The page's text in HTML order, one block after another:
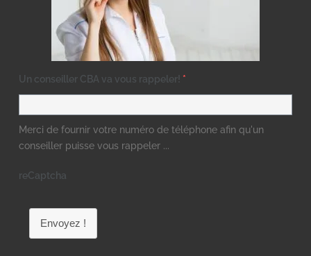
Un conseiller CBA va vous rappeler! *
Merci de fournir votre numéro de téléphone afin qu'un
conseiller puisse vous rappeler ...
reCaptcha
Envoyez !